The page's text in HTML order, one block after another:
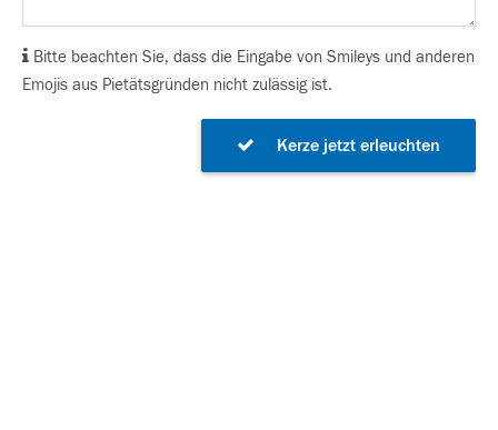
Bitte beachten Sie, dass die Eingabe von Smileys und anderen
Emojis aus Pietätsgründen nicht zulässig ist.
Kerze jetzt erleuchten